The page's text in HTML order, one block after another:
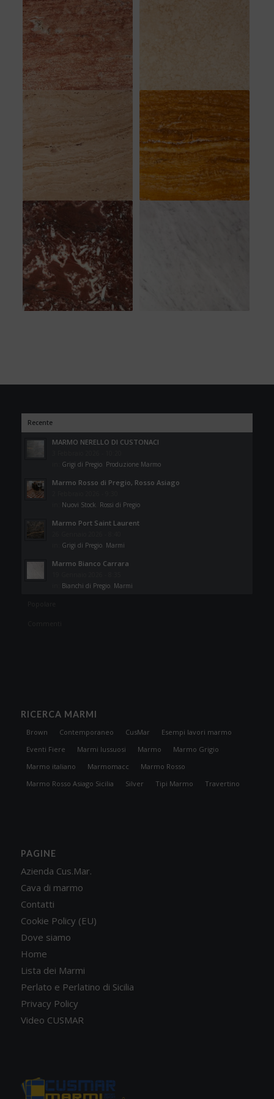
Recente
MARMO NERELLO DI CUSTONACI
Grigi di Pregio, Produzione Marmo
Marmo Rosso di Pregio, Rosso Asiago
Nuovi Stock Rossi di Pregio
Marmo Port Saint Laurent
Grigi di Pregio, Marmi
Marmo Bianco Carrara
Bianchi di Pregio, Marmi
RICERCA MARMI
Brown Contemporaneo CusMar
Esempi lavori marmo
Eventi Fiere
Marmi lussuosi Marmo
Marmo Grigio
Marmo italiano
Marmomacc
Marmo Rosso
Marmo Rosso Asiago Sicilia
Silver Tipi Marmo Travertino
PAGINE
Azienda Cus.Mar.
Cava di marmo
Contatti
Cookie Policy (EU)
Dove siamo
Home
Lista dei Marmi
Perlato e Perlatino di Sicilia
Privacy Policy
Video CUSMAR